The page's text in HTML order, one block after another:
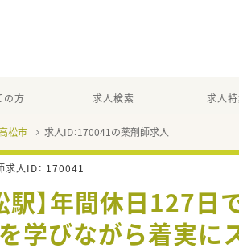
の方 求人検索 求人
松市 求人ID：170041の薬剤師求人
求人ID： 170041
駅】年間休日127
を学びながら着実